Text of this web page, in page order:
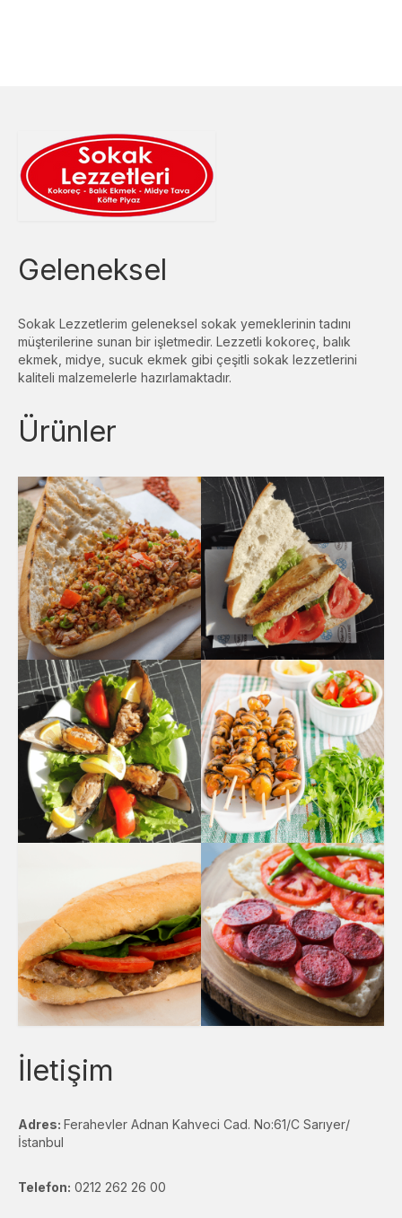
Geleneksel
Sokak Lezzetlerim geleneksel sokak yemeklerinin tadını
müşterilerine sunan bir işletmedir. Lezzetli kokoreç, balık
ekmek, midye, sucuk ekmek gibi çeşitli sokak lezzetlerini
kaliteli malzemelerle hazırlamaktadır.
Ürünler
İletişim
Adres: Ferahevler Adnan Kahveci Cad. No:61/C Sarıyer/
İstanbul
Telefon: 0212 262 26 00